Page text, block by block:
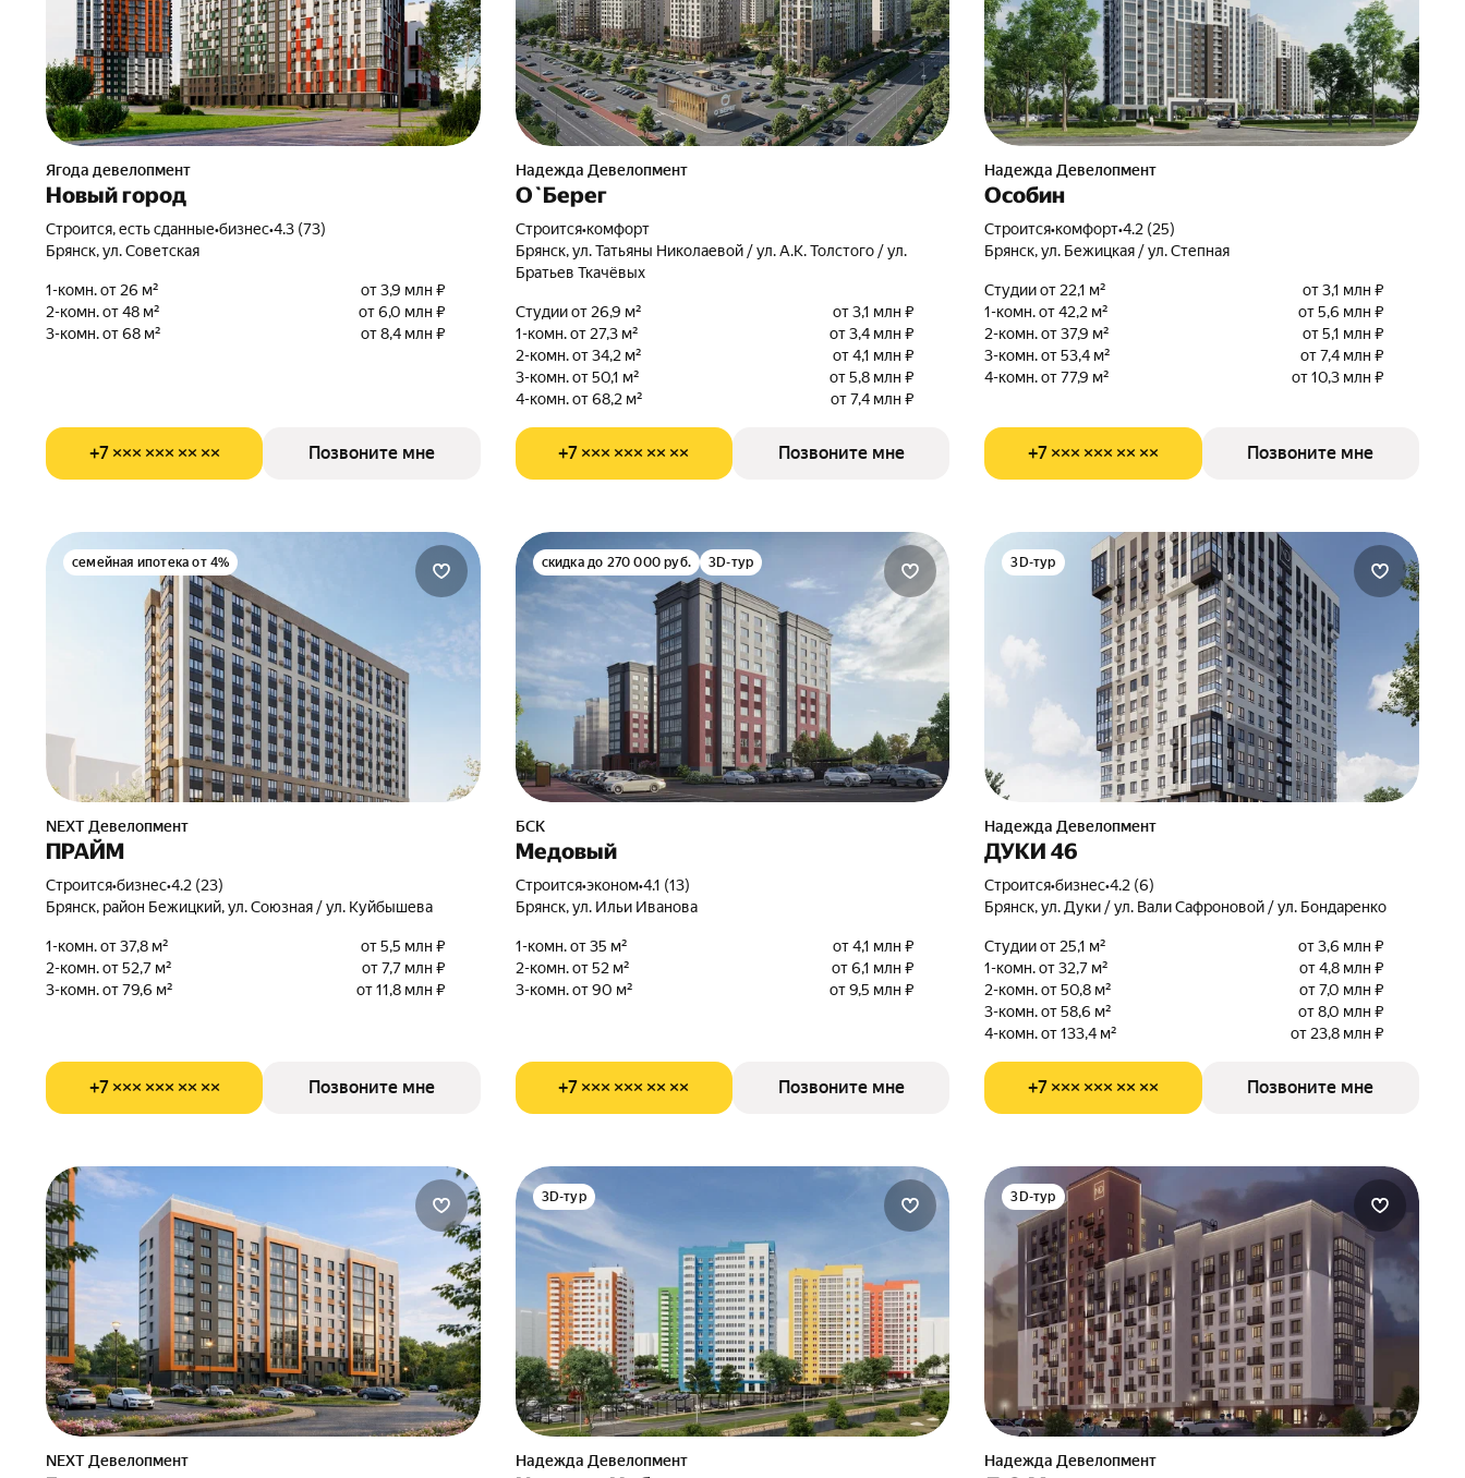
Ягода девелопмент
Новый город
Строится, есть сданные•бизнес•4.3 (73)
Брянск, ул. Советская
1-комн. от 26 м²
от 3,9 млн ₽
2-комн. от 48 м²
от 6,0 млн ₽
3-комн. от 68 м²
от 8,4 млн ₽
+7 ××× ××× ×× ×× Позвоните мне
Надежда Девелопмент
О`Берег
Строится•комфорт
Брянск, ул. Татьяны Николаевой / ул. А.К. Толстого / ул.
Братьев Ткачёвых
Студии от 26,9 м²
от 3,1 млн ₽
1-комн. от 27,3 м²
от 3,4 млн ₽
2-комн. от 34,2 м²
от 4,1 млн ₽
3-комн. от 50,1 м²
от 5,8 млн ₽
4-комн. от 68,2 м²
от 7,4 млн ₽
+7 ××× ××× ×× ×× Позвоните мне
Надежда Девелопмент
Особин
Строится•комфорт•4.2 (25)
Брянск, ул. Бежицкая / ул. Степная
Студии от 22,1 м²
от 3,1 млн ₽
1-комн. от 42,2 м²
от 5,6 млн ₽
2-комн. от 37,9 м²
от 5,1 млн ₽
3-комн. от 53,4 м²
от 7,4 млн ₽
4-комн. от 77,9 м²
от 10,3 млн ₽
+7 ××× ××× ×× ×× Позвоните мне
семейная ипотека от 4%
NEXT Девелопмент
ПРАЙМ
Строится•бизнес•4.2 (23)
Брянск, район Бежицкий, ул. Союзная / ул. Куйбышева
1-комн. от 37,8 м²
от 5,5 млн ₽
2-комн. от 52,7 м²
от 7,7 млн ₽
3-комн. от 79,6 м²
от 11,8 млн ₽
+7 ××× ××× ×× ×× Позвоните мне
скидка до 270 000 руб. 3D-тур
БСК
Медовый
Строится•эконом•4.1 (13)
Брянск, ул. Ильи Иванова
1-комн. от 35 м²
от 4,1 млн ₽
2-комн. от 52 м²
от 6,1 млн ₽
3-комн. от 90 м²
от 9,5 млн ₽
+7 ××× ××× ×× ×× Позвоните мне
3D-тур
Надежда Девелопмент
ДУКИ 46
Строится•бизнес•4.2 (6)
Брянск, ул. Дуки / ул. Вали Сафроновой / ул. Бондаренко
Студии от 25,1 м²
от 3,6 млн ₽
1-комн. от 32,7 м²
от 4,8 млн ₽
2-комн. от 50,8 м²
от 7,0 млн ₽
3-комн. от 58,6 м²
от 8,0 млн ₽
4-комн. от 133,4 м²
от 23,8 млн ₽
+7 ××× ××× ×× ×× Позвоните мне
NEXT Девелопмент
3D-тур
Надежда Девелопмент
3D-тур
Надежда Девелопмент